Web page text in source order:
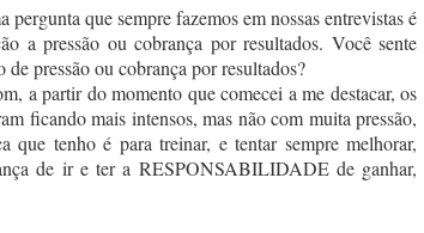
pergunta que sempre fazemos em nossas entrevistas é
a pressão ou cobrança por resultados. Você sente
de pressão ou cobrança por resultados?
a partir do momento que comecei a me destacar, os
ficando mais intensos, mas não com muita pressão,
que tenho é para treinar, e tentar sempre melhorar,
de ir e ter a RESPONSABILIDADE de ganhar,